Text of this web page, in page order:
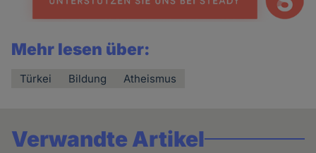
Mehr lesen über:
Türkei Bildung Atheismus
Verwandte Artikel